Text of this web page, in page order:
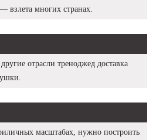
взлета многих странах.
отрасли треноджед доставка
масштабах, нужно построить